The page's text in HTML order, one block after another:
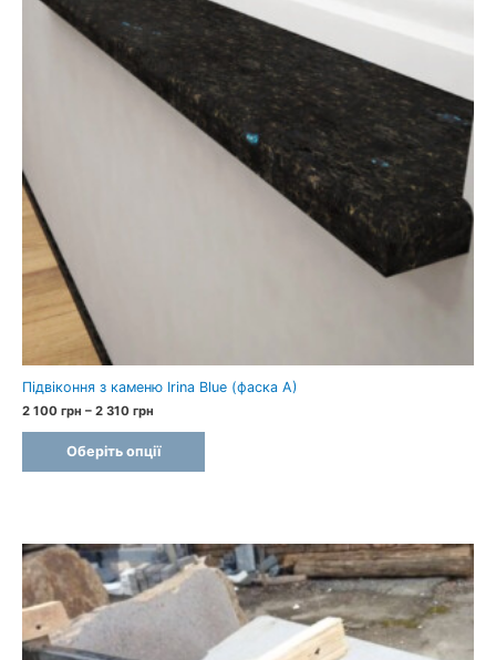
Підвіконня з каменю Irina Blue (фаска A)
2 100 грн – 2 310 грн
100 грн
through
Оберіть опції